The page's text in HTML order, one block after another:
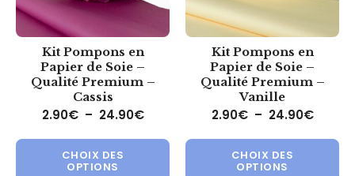
Kit Pompons en
Papier de Soie –
Qualité Premium –
Cassis
2.90€ – 24.90€Plage de prix : 2.90€ à 24.90€
CHOIX DES
OPTIONS
Ce produit a plusieurs
Kit Pompons en
Papier de Soie –
Qualité Premium –
Vanille
2.90€ – 24.90€Plage
CHOIX DES
OPTIONS